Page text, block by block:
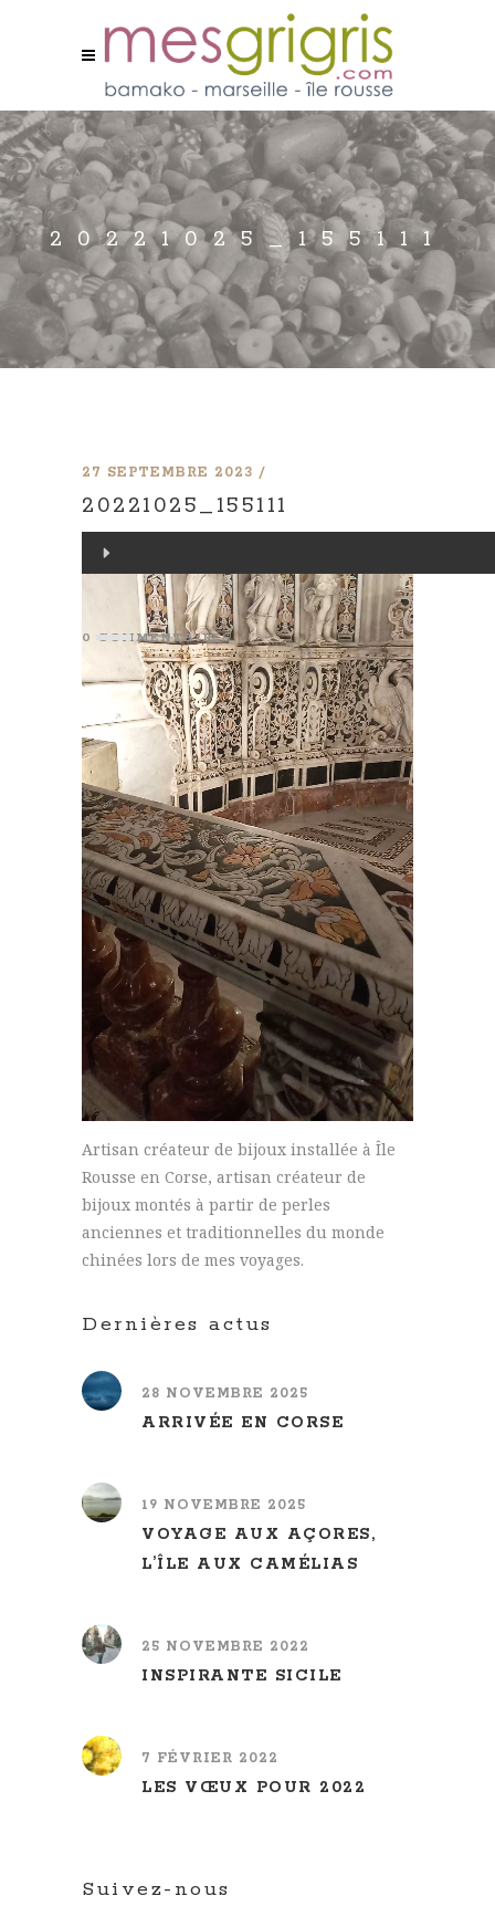
20221025_155111
27 SEPTEMBRE 2023
20221025_155111
Lecteur
vidéo
0 COMMENTAIRES
A propos de moi
Artisan créateur de bijoux installée à Île
Rousse en Corse, artisan créateur de
bijoux montés à partir de perles
anciennes et traditionnelles du monde
chinées lors de mes voyages.
Dernières actus
28 NOVEMBRE 2025
ARRIVÉE EN CORSE
19 NOVEMBRE 2025
VOYAGE AUX AÇORES,
L’ÎLE AUX CAMÉLIAS
25 NOVEMBRE 2022
INSPIRANTE SICILE
7 FÉVRIER 2022
LES VŒUX POUR 2022
Suivez-nous